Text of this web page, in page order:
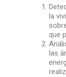
la
que
las